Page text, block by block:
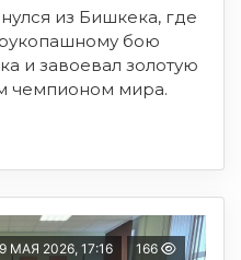
из Бишкека, где
бою
и завоевал золотую
чемпионом мира.
МАЯ 2026, 17:16 166